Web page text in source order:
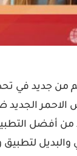
من جديد في
الاحمر الجديد
من أفضل